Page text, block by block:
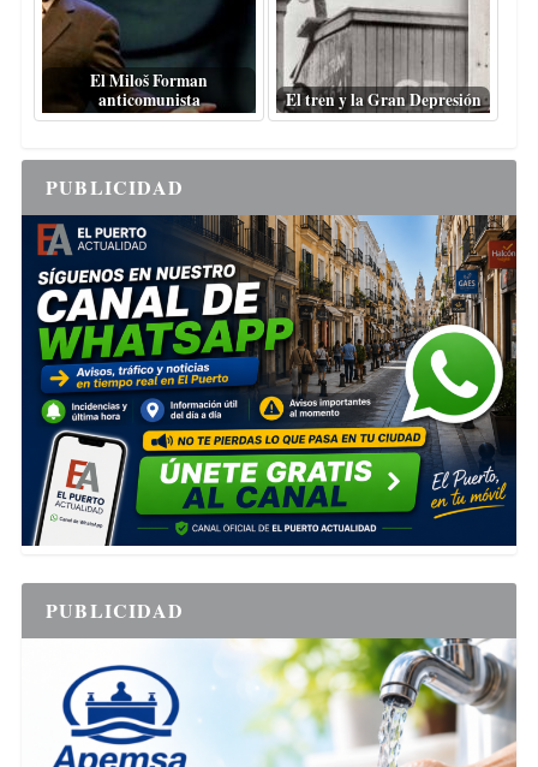
El Miloš Forman
anticomunista
El tren y la Gran Depresión
PUBLICIDAD
PUBLICIDAD